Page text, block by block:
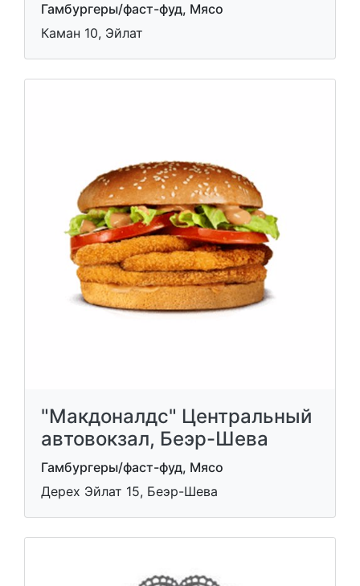
Гамбургеры/фаст-фуд, Мясо
Каман 10, Эйлат
"Макдоналдс" Центральный
автовокзал, Беэр-Шева
Гамбургеры/фаст-фуд, Мясо
Дерех Эйлат 15, Беэр-Шева